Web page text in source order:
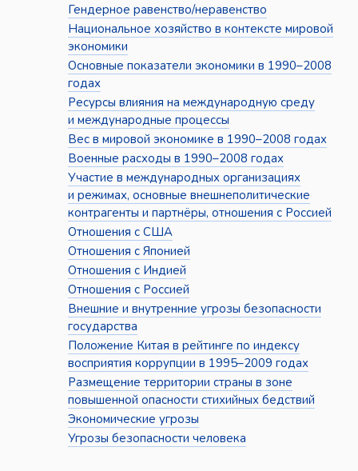
Гендерное равенство/неравенство
Национальное хозяйство в контексте мировой
экономики
Основные показатели экономики в 1990–2008
годах
Ресурсы влияния на международную среду
и международные процессы
Вес в мировой экономике в 1990–2008 годах
Военные расходы в 1990–2008 годах
Участие в международных организациях
и режимах, основные внешнеполитические
контрагенты и партнёры, отношения с Россией
Отношения с США
Отношения с Японией
Отношения с Индией
Отношения с Россией
Внешние и внутренние угрозы безопасности
государства
Положение Китая в рейтинге по индексу
восприятия коррупции в 1995–2009 годах
Размещение территории страны в зоне
повышенной опасности стихийных бедствий
Экономические угрозы
Угрозы безопасности человека